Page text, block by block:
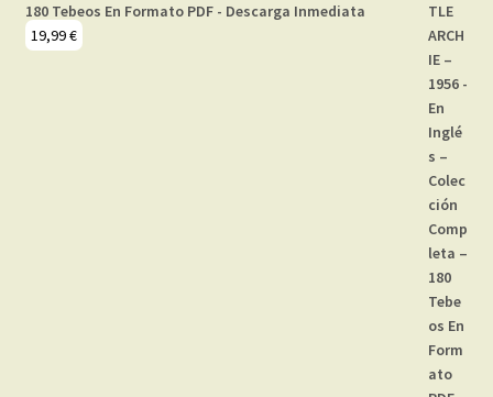
180 Tebeos En Formato PDF - Descarga Inmediata
19,99€